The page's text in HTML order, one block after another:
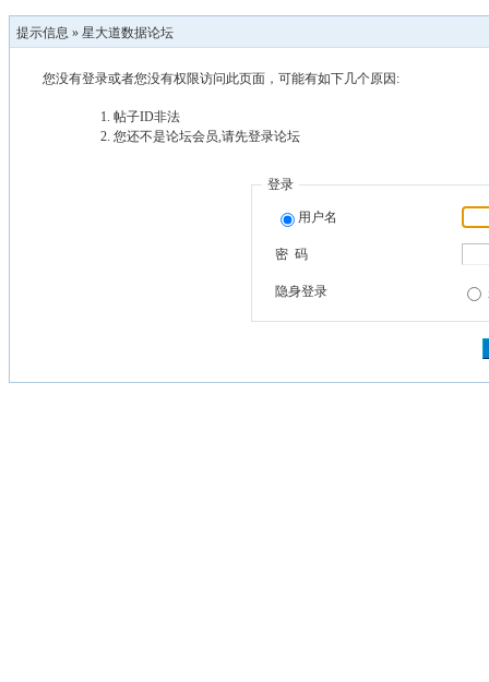
提示信息 » 星大道数据论坛
您没有登录或者您没有权限访问此页面，可能有如下几个原因:
帖子ID非法
您还不是论坛会员,请先登录论坛
登录
用户名
密 码
隐身登录